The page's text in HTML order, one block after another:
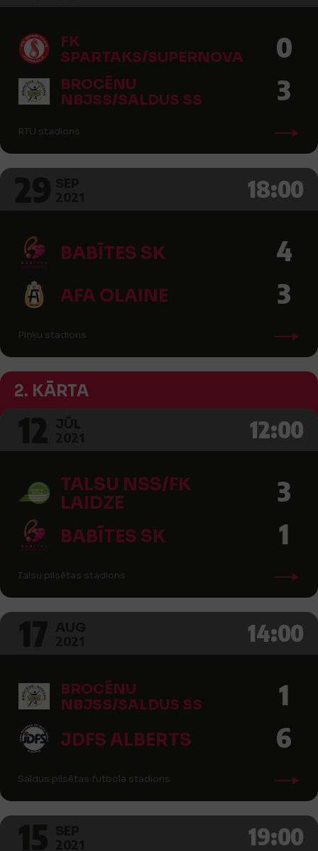
FK
SPARTAKS/SUPERNOVA
0
BROCĒNU
NBJSS/SALDUS SS
3
RTU stadions
18:00
BABĪTES SK 4
AFA OLAINE 3
Piņķu stadions
2. KĀRTA
12:00
TALSU NSS/FK
LAIDZE
3
BABĪTES SK 1
Talsu pilsētas stadions
14:00
BROCĒNU
NBJSS/SALDUS SS
1
JDFS ALBERTS 6
Saldus pilsētas futbola stadions
19:00